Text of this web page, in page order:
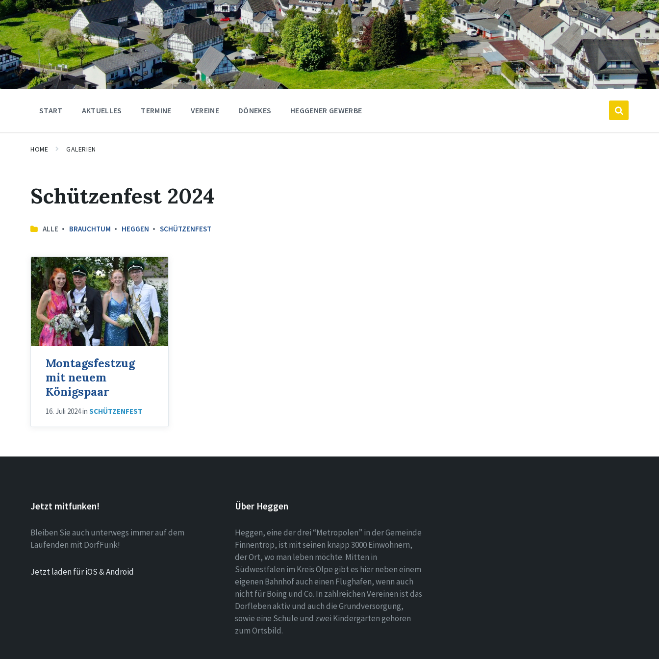
START AKTUELLES TERMINE VEREINE DÖNEKES HEGGENER GEWERBE
HOME GALERIEN
Schützenfest 2024
ALLE BRAUCHTUM HEGGEN SCHÜTZENFEST
Montagsfestzug
mit neuem
Königspaar
16. Juli 2024in SCHÜTZENFEST
Jetzt mitfunken!
Bleiben Sie auch unterwegs immer auf dem
Laufenden mit DorfFunk!
Jetzt laden für iOS & Android
Über Heggen
Heggen, eine der drei “Metropolen” in der Gemeinde
Finnentrop, ist mit seinen knapp 3000 Einwohnern,
der Ort, wo man leben möchte. Mitten in
Südwestfalen im Kreis Olpe gibt es hier neben einem
eigenen Bahnhof auch einen Flughafen, wenn auch
nicht für Boing und Co. In zahlreichen Vereinen ist das
Dorfleben aktiv und auch die Grundversorgung,
sowie eine Schule und zwei Kindergärten gehören
zum Ortsbild.